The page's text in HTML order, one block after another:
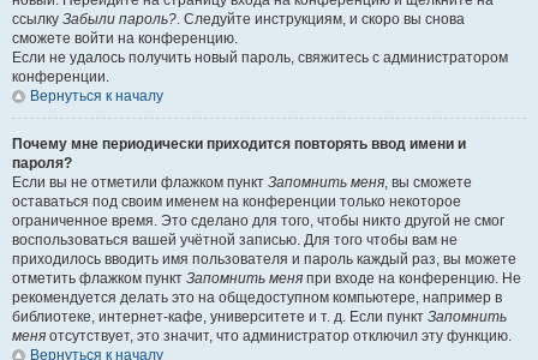
ссылку Забыли пароль?. Следуйте инструкциям, и скоро вы снова
сможете войти на конференцию.
Если не удалось получить новый пароль, свяжитесь с администратором
конференции.
Вернуться к началу
Почему мне периодически приходится повторять ввод имени и
пароля?
Если вы не отметили флажком пункт Запомнить меня, вы сможете
оставаться под своим именем на конференции только некоторое
ограниченное время. Это сделано для того, чтобы никто другой не смог
воспользоваться вашей учётной записью. Для того чтобы вам не
приходилось вводить имя пользователя и пароль каждый раз, вы можете
отметить флажком пункт Запомнить меня при входе на конференцию. Не
рекомендуется делать это на общедоступном компьютере, например в
библиотеке, интернет-кафе, университете и т. д. Если пункт Запомнить
меня отсутствует, это значит, что администратор отключил эту функцию.
Вернуться к началу